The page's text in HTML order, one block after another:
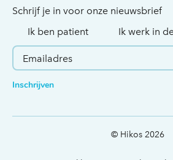
Hoe kunnen we je
Schrijf je in voor onze nieuwsbrief
Ik ben patient
Ik werk in
Inschrijven
© Hikos 2026